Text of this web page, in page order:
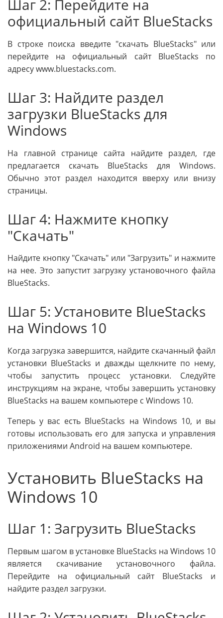
Шаг 2: Перейдите на
официальный сайт BlueStacks
В строке поиска введите "скачать BlueStacks" или
перейдите на официальный сайт BlueStacks по
адресу www.bluestacks.com.
Шаг 3: Найдите раздел
загрузки BlueStacks для
Windows
На главной странице сайта найдите раздел, где
предлагается скачать BlueStacks для Windows.
Обычно этот раздел находится вверху или внизу
страницы.
Шаг 4: Нажмите кнопку
"Скачать"
Найдите кнопку "Скачать" или "Загрузить" и нажмите
на нее. Это запустит загрузку установочного файла
BlueStacks.
Шаг 5: Установите BlueStacks
на Windows 10
Когда загрузка завершится, найдите скачанный файл
установки BlueStacks и дважды щелкните по нему,
чтобы запустить процесс установки. Следуйте
инструкциям на экране, чтобы завершить установку
BlueStacks на вашем компьютере с Windows 10.
Теперь у вас есть BlueStacks на Windows 10, и вы
готовы использовать его для запуска и управления
приложениями Android на вашем компьютере.
Установить BlueStacks на
Windows 10
Шаг 1: Загрузить BlueStacks
Первым шагом в установке BlueStacks на Windows 10
является скачивание установочного файла.
Перейдите на официальный сайт BlueStacks и
найдите раздел загрузки.